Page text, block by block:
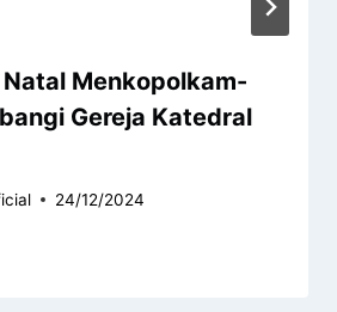
Menkopolkam-
Gereja Katedral
24/12/2024